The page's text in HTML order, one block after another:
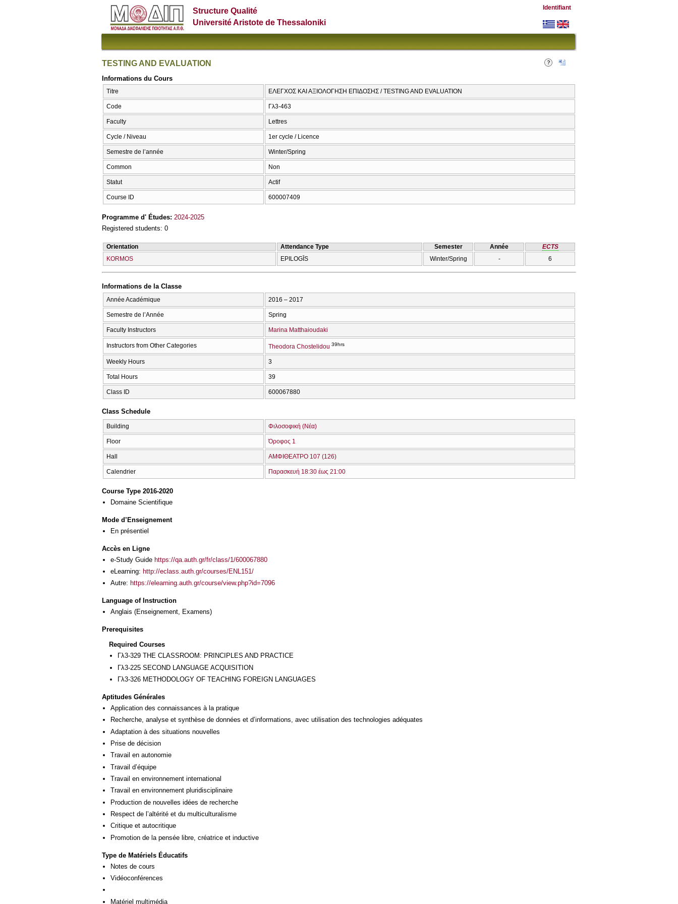
Structure Qualité
Université Aristote de Thessaloniki
Identifiant
TESTING AND EVALUATION
Informations du Cours
Titre ΕΛΕΓΧΟΣ ΚΑΙ ΑΞΙΟΛΟΓΗΣΗ ΕΠΙΔΟΣΗΣ / TESTING AND EVALUATION
Code Γλ3-463
Faculty Lettres
Cycle / Niveau 1er cycle / Licence
Semestre de l’année Winter/Spring
Common Non
Statut Actif
Course ID 600007409
Programme d' Études: 2024-2025
Registered students: 0
Orientation Attendance Type Semester Année
ECTS
KORMOS
EPILOGĪS Winter/Spring - 6
Informations de la Classe
Année Académique 2016 – 2017
Semestre de l’Année Spring
Faculty Instructors Marina Matthaioudaki
Instructors from Other Categories Theodora Chostelidou 39hrs
Weekly Hours 3
Total Hours 39
Class ID 600067880
Class Schedule
Building Φιλοσοφική (Νέα)
Floor Όροφος 1
Hall ΑΜΦΙΘΕΑΤΡΟ 107 (126)
Calendrier Παρασκευή 18:30 έως 21:00
Course Type 2016-2020
Domaine Scientifique
Mode d’Enseignement
En présentiel
Accès en Ligne
e-Study Guide https://qa.auth.gr/fr/class/1/600067880
eLearning: http://eclass.auth.gr/courses/ENL151/
Autre: https://elearning.auth.gr/course/view.php?id=7096
Language of Instruction
Anglais (Enseignement, Examens)
Prerequisites
Required Courses
Γλ3-329 THE CLASSROOM: PRINCIPLES AND PRACTICE
Γλ3-225 SECOND LANGUAGE ACQUISITION
Γλ3-326 METHODOLOGY OF TEACHING FOREIGN LANGUAGES
Aptitudes Générales
Application des connaissances à la pratique
Recherche, analyse et synthèse de données et d’informations, avec utilisation des technologies adéquates
Adaptation à des situations nouvelles
Prise de décision
Travail en autonomie
Travail d’équipe
Travail en environnement international
Travail en environnement pluridisciplinaire
Production de nouvelles idées de recherche
Respect de l’altérité et du multiculturalisme
Critique et autocritique
Promotion de la pensée libre, créatrice et inductive
Type de Matériels Éducatifs
Notes de cours
Vidéoconférences
Matériel multimédia